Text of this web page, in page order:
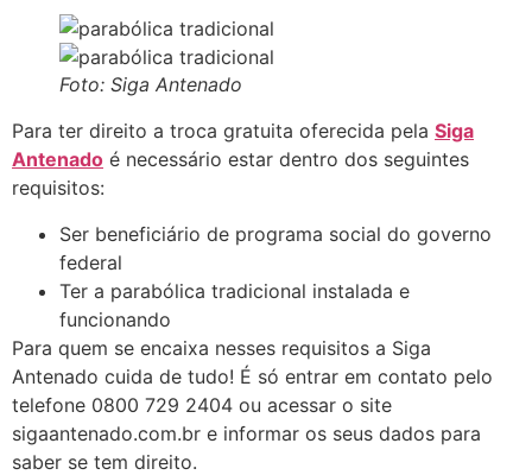
Foto: Siga Antenado
Para ter direito a troca gratuita oferecida pela Siga
Antenado é necessário estar dentro dos seguintes
requisitos:
Ser beneficiário de programa social do governo
federal
Ter a parabólica tradicional instalada e
funcionando
Para quem se encaixa nesses requisitos a Siga
Antenado cuida de tudo! É só entrar em contato pelo
telefone 0800 729 2404 ou acessar o site
sigaantenado.com.br e informar os seus dados para
saber se tem direito.